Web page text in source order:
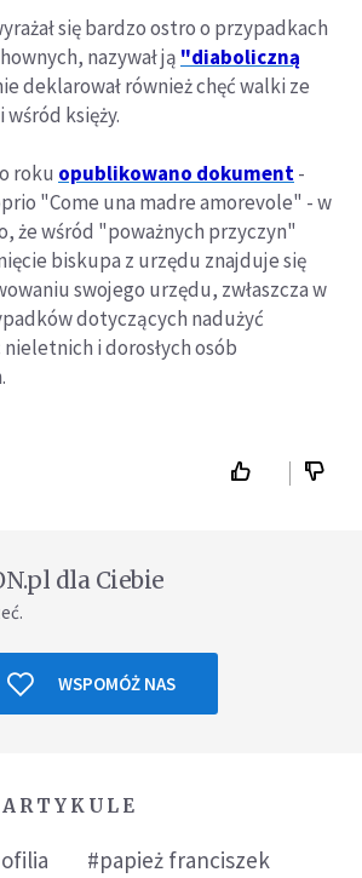
się bardzo ostro o przypadkach
nazywał ją "diaboliczną
deklarował również chęć walki ze
księży.
roku opublikowano dokument-
"Come una madre amorevole" - w
że wśród "poważnych przyczyn"
biskupa z urzędu znajduje się
swojego urzędu, zwłaszcza w
dotyczących nadużyć
i dorosłych osób
dla Ciebie
WSPOMÓŻ NAS
#papież franciszek